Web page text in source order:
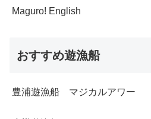
Maguro! English
おすすめ遊漁船
豊浦遊漁船 マジカルアワー